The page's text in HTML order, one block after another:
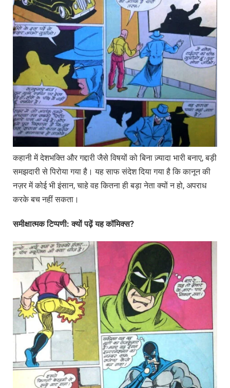
कहानी में देशभक्ति और गद्दारी जैसे विषयों को बिना ज़्यादा भारी बनाए, बड़ी
समझदारी से पिरोया गया है। यह साफ संदेश दिया गया है कि कानून की
नज़र में कोई भी इंसान, चाहे वह कितना ही बड़ा नेता क्यों न हो, अपराध
करके बच नहीं सकता।
समीक्षात्मक टिप्पणी:क्यों पढ़ें यह कॉमिक्स?